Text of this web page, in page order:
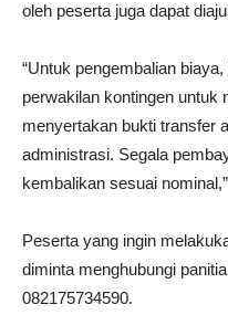
oleh peserta juga dapat
“Untuk pengembalian
perwakilan kontingen untuk
menyertakan bukti transfer
administrasi. Segala
kembalikan sesuai
Peserta yang ingin
diminta menghubungi
082175734590.